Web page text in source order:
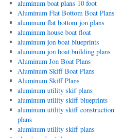
aluminum boat plans 10 foot
Aluminum Flat Bottom Boat Plans
aluminum flat bottom jon plans
aluminum house boat float
aluminum jon boat blueprints
aluminum jon boat building plans
Aluminum Jon Boat Plans
Aluminum Skiff Boat Plans
Aluminum Skiff Plans
aluminum utility skif plans
aluminum utility skiff blueprints
aluminum utility skiff construction
plans
aluminum utility skiff plans